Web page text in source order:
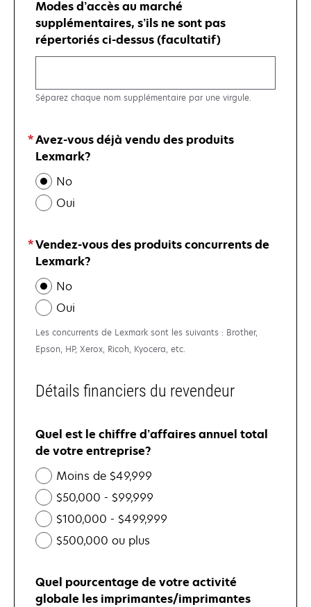
Modes d’accès au marché
supplémentaires, s’ils ne sont pas
répertoriés ci-dessus (facultatif)
Séparez chaque nom supplémentaire par une virgule.
Avez-vous déjà vendu des produits
Lexmark?
No
Oui
Vendez-vous des produits concurrents de
Lexmark?
No
Oui
Les concurrents de Lexmark sont les suivants : Brother,
Epson, HP, Xerox, Ricoh, Kyocera, etc.
Détails financiers du revendeur
Quel est le chiffre d’affaires annuel total
de votre entreprise?
Moins de $49,999
$50,000 - $99,999
$100,000 - $499,999
$500,000 ou plus
Quel pourcentage de votre activité
globale les imprimantes/imprimantes